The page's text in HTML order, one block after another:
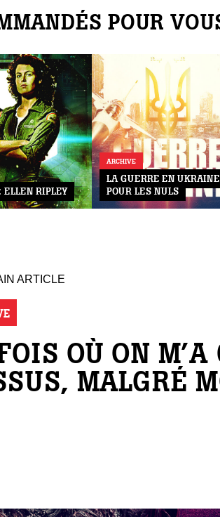
POUR
ELLEN RIPLEY
ARCHIVE
LA GUERRE EN UKRAINE
POUR LES NULS
ARTICLE
OÙ ON M’A
MALGRÉ